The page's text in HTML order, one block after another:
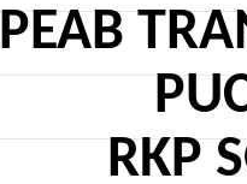
PEAB
RKP